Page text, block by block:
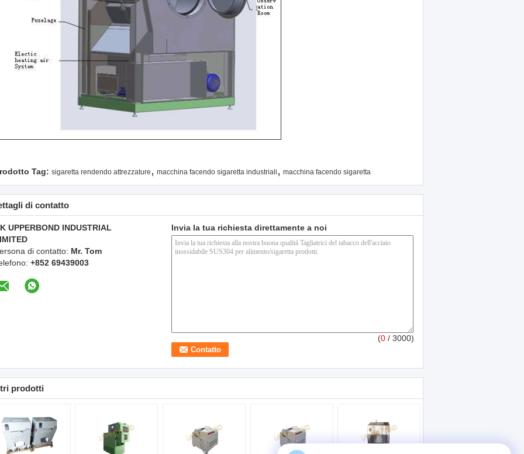
Tag: sigaretta rendendo attrezzature , macchina facendo sigaretta industriali , macchina facendo sigaretta
di contatto
UPPERBOND INDUSTRIAL
di contatto: Mr. Tom
+852 69439003
Invia la tua richiesta direttamente a noi
(0 / 3000)
prodotti